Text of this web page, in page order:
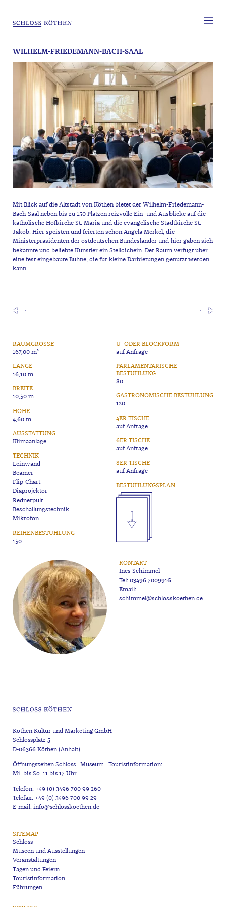
WILHELM-FRIEDEMANN-BACH-SAAL
Mit Blick auf die Altstadt von Köthen bietet der Wilhelm-Friedemann-
Bach-Saal neben bis zu 150 Plätzen reizvolle Ein- und Ausblicke auf die
katholische Hofkirche St. Maria und die evangelische Stadtkirche St.
Jakob. Hier speisten und feierten schon Angela Merkel, die
Ministerpräsidenten der ostdeutschen Bundesländer und hier gaben sich
bekannte und beliebte Künstler ein Stelldichein. Der Raum verfügt über
eine fest eingebaute Bühne, die für kleine Darbietungen genutzt werden
kann.
RAUMGRÖSSE
167,00 m²
LÄNGE
16,10 m
BREITE
10,50 m
HÖHE
4,60 m
AUSSTATTUNG
Klimaanlage
TECHNIK
Leinwand
Beamer
Flip-Chart
Diaprojektor
Rednerpult
Beschallungstechnik
Mikrofon
REIHENBESTUHLUNG
150
U- ODER BLOCKFORM
auf Anfrage
PARLAMENTARISCHE
BESTUHLUNG
80
GASTRONOMISCHE BESTUHLUNG
120
4ER TISCHE
auf Anfrage
6ER TISCHE
auf Anfrage
8ER TISCHE
auf Anfrage
BESTUHLUNGSPLAN
KONTAKT
Ines Schimmel
Tel:03496 7009916
Email:
schimmel@schlosskoethen.de
Köthen Kultur und Marketing GmbH
Schlossplatz 5
D-06366 Köthen (Anhalt)
Öffnungszeiten Schloss | Museum | Touristinformation:
Mi. bis So. 11 bis 17 Uhr
Telefon: +49 (0) 3496 700 99 260
Telefax: +49 (0) 3496 700 99 29
E-mail: info@schlosskoethen.de
SITEMAP
Schloss
Museen und Ausstellungen
Veranstaltungen
Tagen und Feiern
Touristinformation
Führungen